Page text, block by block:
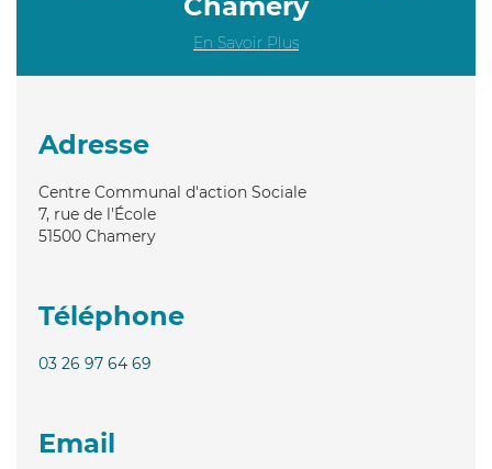
En Savoir Plus
Adresse
Centre Communal d'action Sociale
7, rue de l'École
51500 Chamery
Téléphone
03 26 97 64 69
Email